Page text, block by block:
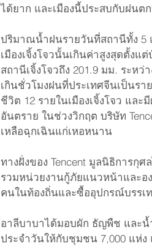
ได้ยาก และเมืองนี้ประสบกับฝน
ปริมาณน้ำฝนรายวันที่สถานีทั้ง 5
เมืองเจิ้งโจวนั้นเกินค่าสูงสุดตั้ง
สถานีเจิ้งโจวถึง 201.9 มม. ระหว่
เกินชั่วโมงฝนที่ประเทศจีนเป็นร
ชีวิต 12 รายในเมืองเจิ้งโจว แล
อันตราย ในช่วงวิกฤต บริษัท
เหลือฉุกเฉินแก่เหอหนาน
ทางฝั่งของ Tencent มูลนิธิการกุ
รวมหน่วยงานกู้ภัยแนวหน้าและอ
คนในท้องถิ่นและซื้ออุปกรณ์บรรเ
อาลีบาบาได้มอบผัก ธัญพืช และน้
ประจำวันให้กับชุมชน 7,000 แห่ง